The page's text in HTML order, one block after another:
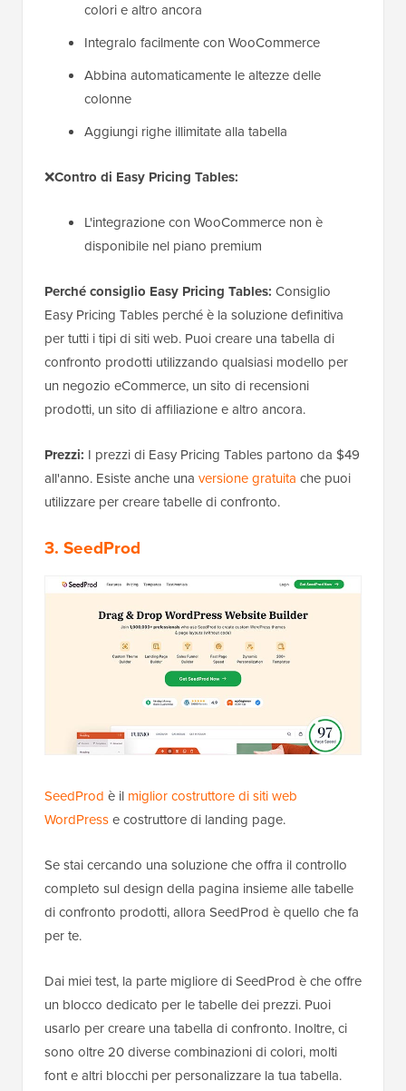
colori e altro ancora
Integralo facilmente con WooCommerce
Abbina automaticamente le altezze delle
colonne
Aggiungi righe illimitate alla tabella
❌Contro di Easy Pricing Tables:
L'integrazione con WooCommerce non è
disponibile nel piano premium
Perché consiglio Easy Pricing Tables: Consiglio
Easy Pricing Tables perché è la soluzione definitiva
per tutti i tipi di siti web. Puoi creare una tabella di
confronto prodotti utilizzando qualsiasi modello per
un negozio eCommerce, un sito di recensioni
prodotti, un sito di affiliazione e altro ancora.
Prezzi: I prezzi di Easy Pricing Tables partono da $49
all'anno. Esiste anche una versione gratuita che puoi
utilizzare per creare tabelle di confronto.
3. SeedProd
SeedProd è il miglior costruttore di siti web
WordPresse costruttore di landing page.
Se stai cercando una soluzione che offra il controllo
completo sul design della pagina insieme alle tabelle
di confronto prodotti, allora SeedProd è quello che fa
per te.
Dai miei test, la parte migliore di SeedProd è che offre
un blocco dedicato per le tabelle dei prezzi. Puoi
usarlo per creare una tabella di confronto. Inoltre, ci
sono oltre 20 diverse combinazioni di colori, molti
font e altri blocchi per personalizzare la tua tabella.